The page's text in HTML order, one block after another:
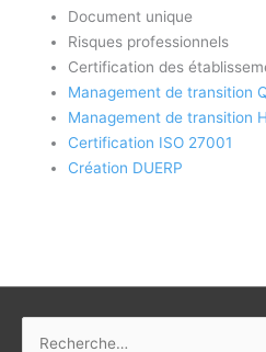
Document unique
Risques professionnels
Certification des
Management de transition
Management de transition
Certification ISO 27001
Création DUERP